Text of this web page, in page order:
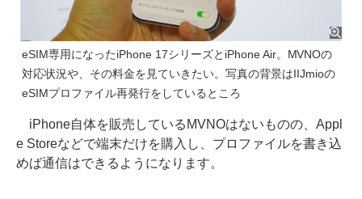
eSIM専用になったiPhone 17シリーズとiPhone Air。MVNOの
対応状況や、その料金を見ていきたい。写真の背景はIIJmioの
eSIMプロファイル再発行をしているところ
iPhone自体を販売しているMVNOはないものの、Appl
e Storeなどで端末だけを購入し、プロファイルを書き込
めば通信はできるようになります。